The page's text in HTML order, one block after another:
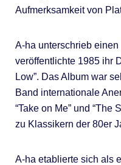
Aufmerksamkeit von
A-ha unterschrieb einen
veröffentlichte 1985 ihr
Low”. Das Album war
Band internationale
“Take on Me” und “The
zu Klassikern der 80er
A-ha etablierte sich als